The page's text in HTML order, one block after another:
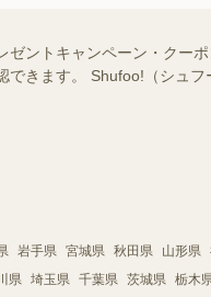
ゼントキャンペーン・クー
できます。 Shufoo!（シュ
岩手県 宮城県 秋田県 山形県
県 埼玉県 千葉県 茨城県 栃木